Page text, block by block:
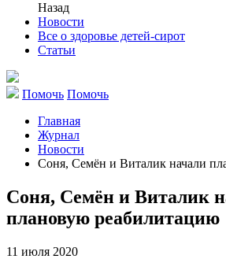
Назад
Новости
Все о здоровье детей-сирот
Статьи
Помочь Помочь
Главная
Журнал
Новости
Соня, Семён и Виталик начали
Соня, Семён и Виталик
плановую реабилитацию
11 июля 2020